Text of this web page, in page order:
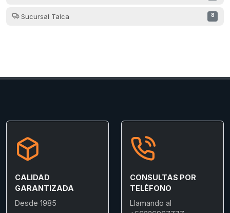
Sucursal Talca 8
CALIDAD
GARANTIZADA
Desde 1985
CONSULTAS POR
TELÉFONO
Llamando al